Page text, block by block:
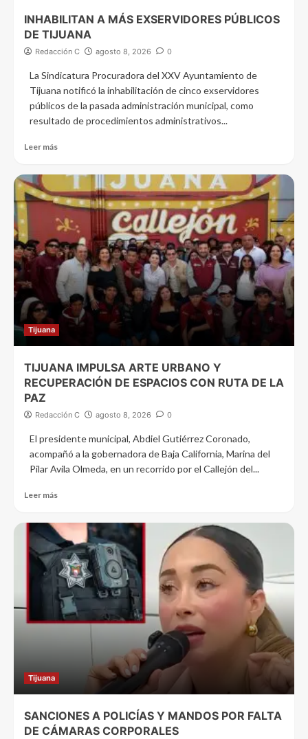
INHABILITAN A MÁS EXSERVIDORES PÚBLICOS
DE TIJUANA
Redacción C agosto 8, 2026 0
La Sindicatura Procuradora del XXV Ayuntamiento de
Tijuana notificó la inhabilitación de cinco exservidores
públicos de la pasada administración municipal, como
resultado de procedimientos administrativos...
Leer más
Tijuana
TIJUANA IMPULSA ARTE URBANO Y
RECUPERACIÓN DE ESPACIOS CON RUTA DE LA
PAZ
Redacción C agosto 8, 2026 0
El presidente municipal, Abdiel Gutiérrez Coronado,
acompañó a la gobernadora de Baja California, Marina del
Pilar Avila Olmeda, en un recorrido por el Callejón del...
Leer más
Tijuana
SANCIONES A POLICÍAS Y MANDOS POR FALTA
DE CÁMARAS CORPORALES